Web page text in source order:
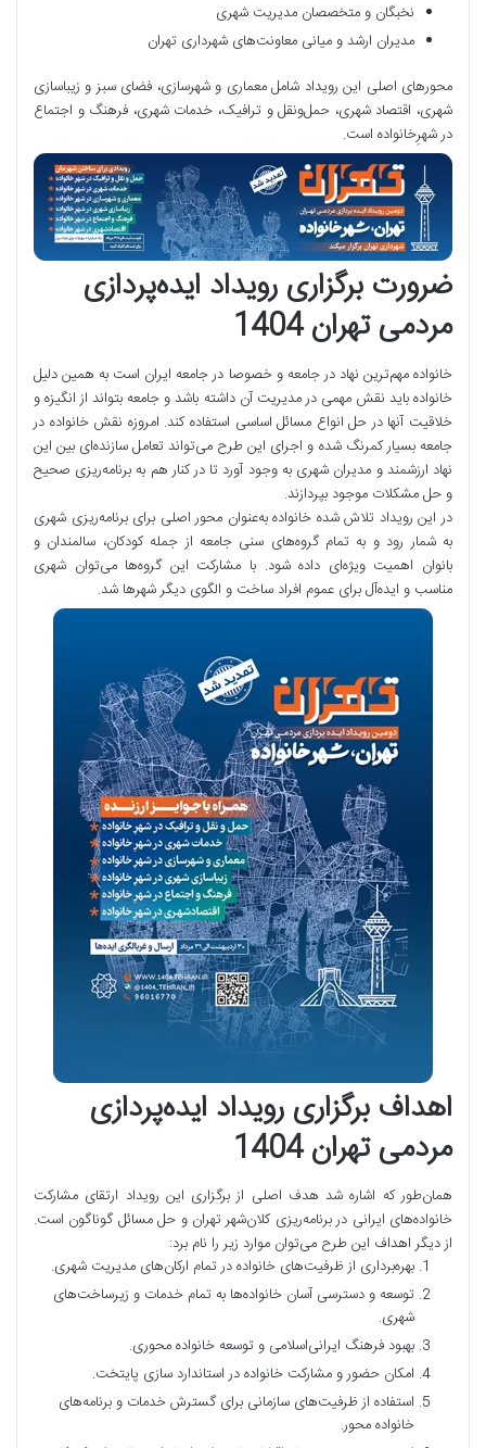
نخبگان و متخصصان مدیریت شهری
مدیران ارشد و میانی معاونت‌های‌ شهرداری تهران
محورهای اصلی این رویداد شامل معماری و شهرسازی، فضای سبز و زیباسازی
شهری، اقتصاد شهری، حمل‌ونقل و ترافیک، خدمات شهری، فرهنگ و اجتماع
در شهرِخانواده است.
ضرورت‌ برگزاری رویداد ایده‌پردازی
مردمی تهران 1404
خانواده مهم‌ترین نهاد در جامعه و خصوصا در جامعه ایران است به همین دلیل
خانواده باید نقش مهمی در مدیریت آن داشته باشد و جامعه بتواند از انگیزه و
خلاقیت آنها در حل انواع مسائل اساسی استفاده کند. امروزه نقش خانواده در
جامعه بسیار کمرنگ شده و اجرای این طرح می‌تواند تعامل سازنده‌ای بین این
نهاد ارزشمند و مدیران شهری به وجود آورد تا در کنار هم به برنامه‌ریزی صحیح
و حل مشکلات موجود بپردازند.
در این رویداد تلاش شده خانواده به‌عنوان محور اصلی برای برنامه‌ریزی شهری
به شمار رود و به تمام گروه‌های سنی جامعه از جمله کودکان، سالمندان و
بانوان اهمیت ویژه‌ای داده شود. با مشارکت این گروه‌ها می‌توان شهری
مناسب و ایده‌آل برای عموم افراد ساخت و الگوی دیگر شهرها شد.
اهداف برگزاری رویداد ایده‌پردازی
مردمی تهران 1404
همان‌طور که اشاره شد هدف اصلی از برگزاری این رویداد ارتقای مشارکت
خانواده‌های ایرانی در برنامه‌ریزی کلان‌شهر تهران و حل مسائل گوناگون است.
از دیگر اهداف این طرح می‌توان موارد زیر را نام برد:
بهره‌برداری از ظرفیت‌های خانواده در تمام ارکان‌های مدیریت شهری.
توسعه و دسترسی آسان خانواده‌ها به تمام خدمات و زیرساخت‌های
شهری.
بهبود فرهنگ ایرانی‌اسلامی و توسعه خانواده محوری.
امکان حضور و مشارکت خانواده در استاندارد سازی پایتخت.
استفاده از ظرفیت‌های سازمانی برای گسترش خدمات و برنامه‌های
خانواده محور.